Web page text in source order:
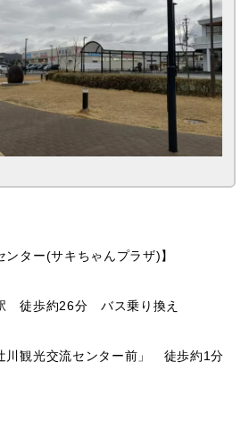
ンター(サキちゃんプラザ)】
徒歩約26分 バス乗り換え
川観光交流センター前」 徒歩約1分